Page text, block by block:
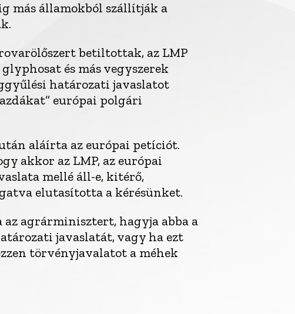
más államokból szállítják a
betiltottak, az LMP
és más vegyszerek
határozati javaslatot
európai polgári
aláírta az európai petíciót.
akkor az LMP, az európai
mellé áll-e, kitérő,
elutasította a kérésünket.
agrárminisztert, hagyja abba a
javaslatát, vagy ha ezt
törvényjavalatot a méhek